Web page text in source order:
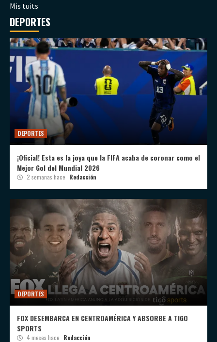
Mis tuits
DEPORTES
DEPORTES
¡Oficial! Esta es la joya que la FIFA acaba de coronar como el
Mejor Gol del Mundial 2026
2 semanas hace Redacción
DEPORTES
FOX DESEMBARCA EN CENTROAMÉRICA Y ABSORBE A TIGO
SPORTS
4 meses hace Redacción